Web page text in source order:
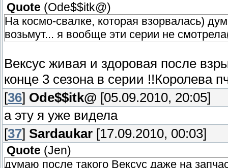
Quote (Ode$$itk@)
На космо-свалке, которая взорвалась)
возьмут... я вообще эти серии не
Вексус живая и здоровая после
конце 3 сезона в серии !!Королева
[36] Ode$$itk@ [05.09.2010, 20:05]
а эту я уже видела
[37] Sardaukar [17.09.2010, 00:03]
Quote (Jen)
думаю после такого Вексус даже на